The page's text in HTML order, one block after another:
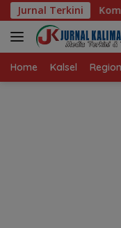
Langsung
ke
konten
Jurnal Terkini
DPRD Kalsel Dorong
Home Kalsel